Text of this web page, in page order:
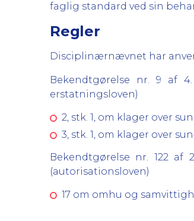
faglig standard ved sin
Regler
Disciplinærnævnet har
Bekendtgørelse nr. 9 af
erstatningsloven)
2, stk. 1, om klager over
3, stk. 1, om klager over
Bekendtgørelse nr. 122
(autorisationsloven)
17 om omhu og